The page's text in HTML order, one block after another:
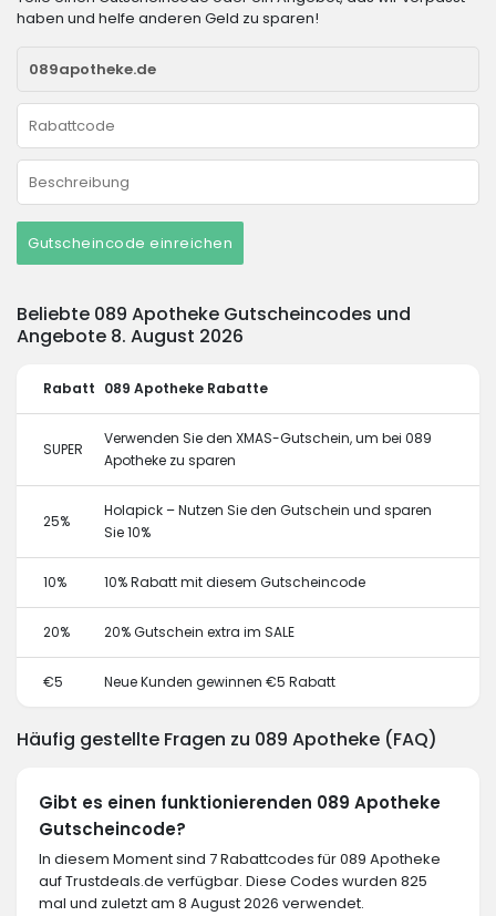
haben und helfe anderen Geld zu sparen!
Gutscheincode einreichen
Beliebte 089 Apotheke Gutscheincodes und
Angebote 8. August 2026
Rabatt 089 Apotheke Rabatte
SUPER
Verwenden Sie den XMAS-Gutschein, um bei 089
Apotheke zu sparen
25%
Holapick – Nutzen Sie den Gutschein und sparen
Sie 10%
10% 10% Rabatt mit diesem Gutscheincode
20% 20% Gutschein extra im SALE
€5 Neue Kunden gewinnen €5 Rabatt
Häufig gestellte Fragen zu 089 Apotheke (FAQ)
Gibt es einen funktionierenden 089 Apotheke
Gutscheincode?
In diesem Moment sind 7 Rabattcodes für 089 Apotheke
auf Trustdeals.de verfügbar. Diese Codes wurden 825
mal und zuletzt am 8 August 2026 verwendet.